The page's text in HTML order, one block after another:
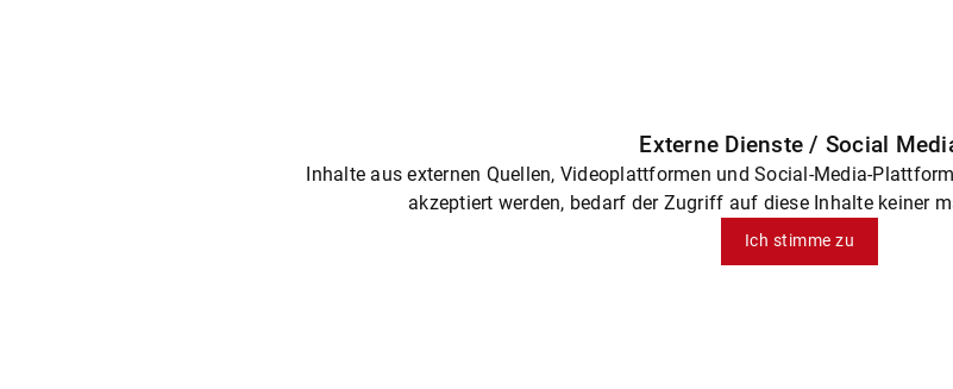
Externe Dienste / Social
Inhalte aus externen Quellen, Videoplattformen und Social-Media-
akzeptiert werden, bedarf der Zugriff auf diese Inhalte keiner
Ich stimme zu